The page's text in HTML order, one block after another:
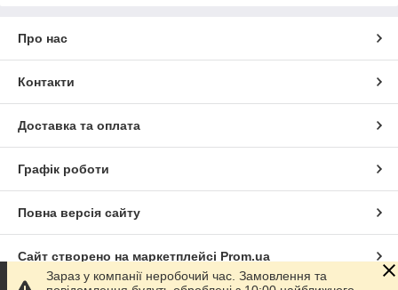
Про нас
Контакти
Доставка та оплата
Графік роботи
Повна версія сайту
Сайт створено на маркетплейсі Prom.ua
Зараз у компанії неробочий час. Замовлення та